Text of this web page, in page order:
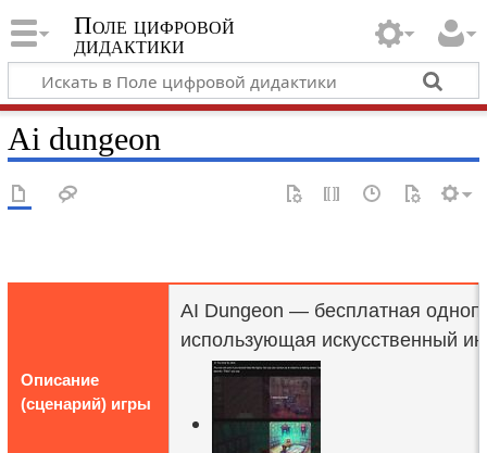
Поле цифровой
дидактики
Ai dungeon
Описание
(сценарий) игры
AI Dungeon — бесплатная
использующая искусственный